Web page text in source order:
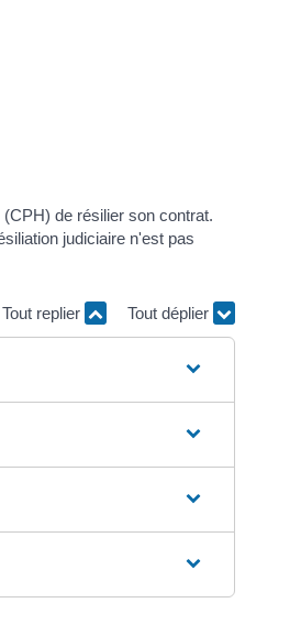
de résilier son contrat.
judiciaire n'est pas
Tout replier Tout déplier